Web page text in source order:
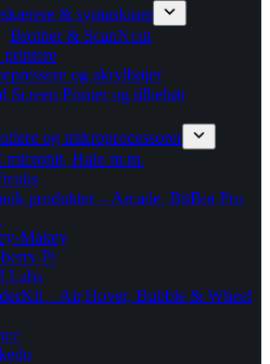
& symaskiner
Brother & ScanNcut
og akrylbøjer
Screen Printer og tilbehør
og mikroprocessorer
microbit, Halo m.m.
produkter – Arcade, BitBot Pro
Makey
Pi
Labs
– Air,Hover, Bubble & Wheel